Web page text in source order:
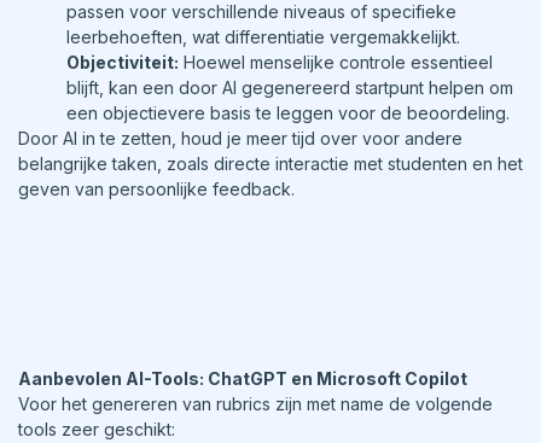
passen voor verschillende niveaus of specifieke
leerbehoeften, wat differentiatie vergemakkelijkt.
Objectiviteit: Hoewel menselijke controle essentieel
blijft, kan een door AI gegenereerd startpunt helpen om
een objectievere basis te leggen voor de beoordeling.
Door AI in te zetten, houd je meer tijd over voor andere
belangrijke taken, zoals directe interactie met studenten en het
geven van persoonlijke feedback.
Aanbevolen AI-Tools: ChatGPT en Microsoft Copilot
Voor het genereren van rubrics zijn met name de volgende
tools zeer geschikt: